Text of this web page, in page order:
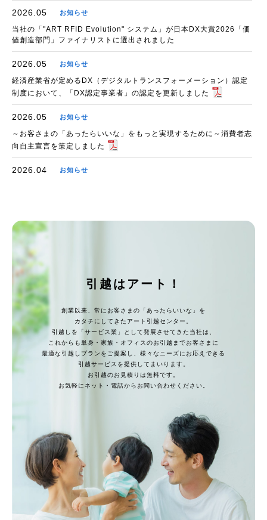
2026.05 お知らせ
当社の「"ART RFID Evolution" システム」が日本DX大賞2026「価
値創造部門」ファイナリストに選出されました
2026.05 お知らせ
経済産業省が定めるDX（デジタルトランスフォーメーション）認定
制度において、「DX認定事業者」の認定を更新しました
2026.05 お知らせ
～お客さまの「あったらいいな」をもっと実現するために～消費者志
向自主宣言を策定しました
2026.04 お知らせ
引越業界初！大好評の「引越マスター」が関東初上陸。3月28日
（土）「カンドゥー幕張」にアクティビティをオープン！
2026.03
「ぐるっとAI見積り」が、DXイノベーション大賞2025事業会社部門
にて審査員特別賞を受賞
2026.03 お知らせ
2026年 春の引越調査レポートをリリースしました。
2026.02
推し活×引越し 実態調査レポートをリリースしました。
「Poco‘ce（ポコチェ）2026年1月・2月合併号」にてトレンドセレ
クション2026に「ぐるっとAI見積り」が選出され紹介記事が掲載さ
れました。
2025.12 お知らせ
引越業界初！アート引越センターが仕事体験テーマパーク「カンドゥ
ー大日・幕張」のブランドパートナーに
2025.10 グループ情報
引越はアート！
創業以来、常にお客さまの「あったらいいな」を
カタチにしてきたアート引越センター。
引越しを「サービス業」として発展させてきた当社は、
これからも単身・家族・オフィスのお引越までお客さまに
最適な引越しプランをご提案し、様々なニーズにお応えできる
引越サービスを提供してまいります。
お引越のお見積りは無料です。
お気軽にネット・電話からお問い合わせください。